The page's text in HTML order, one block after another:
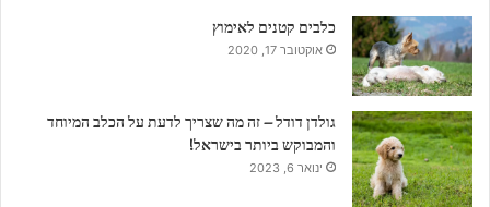
כלבים קטנים לאימוץ
אוקטובר 17, 2020
גולדן דודל – זה מה שצריך לדעת על הכלב המיוחד
והמבוקש ביותר בישראל!
ינואר 6, 2023